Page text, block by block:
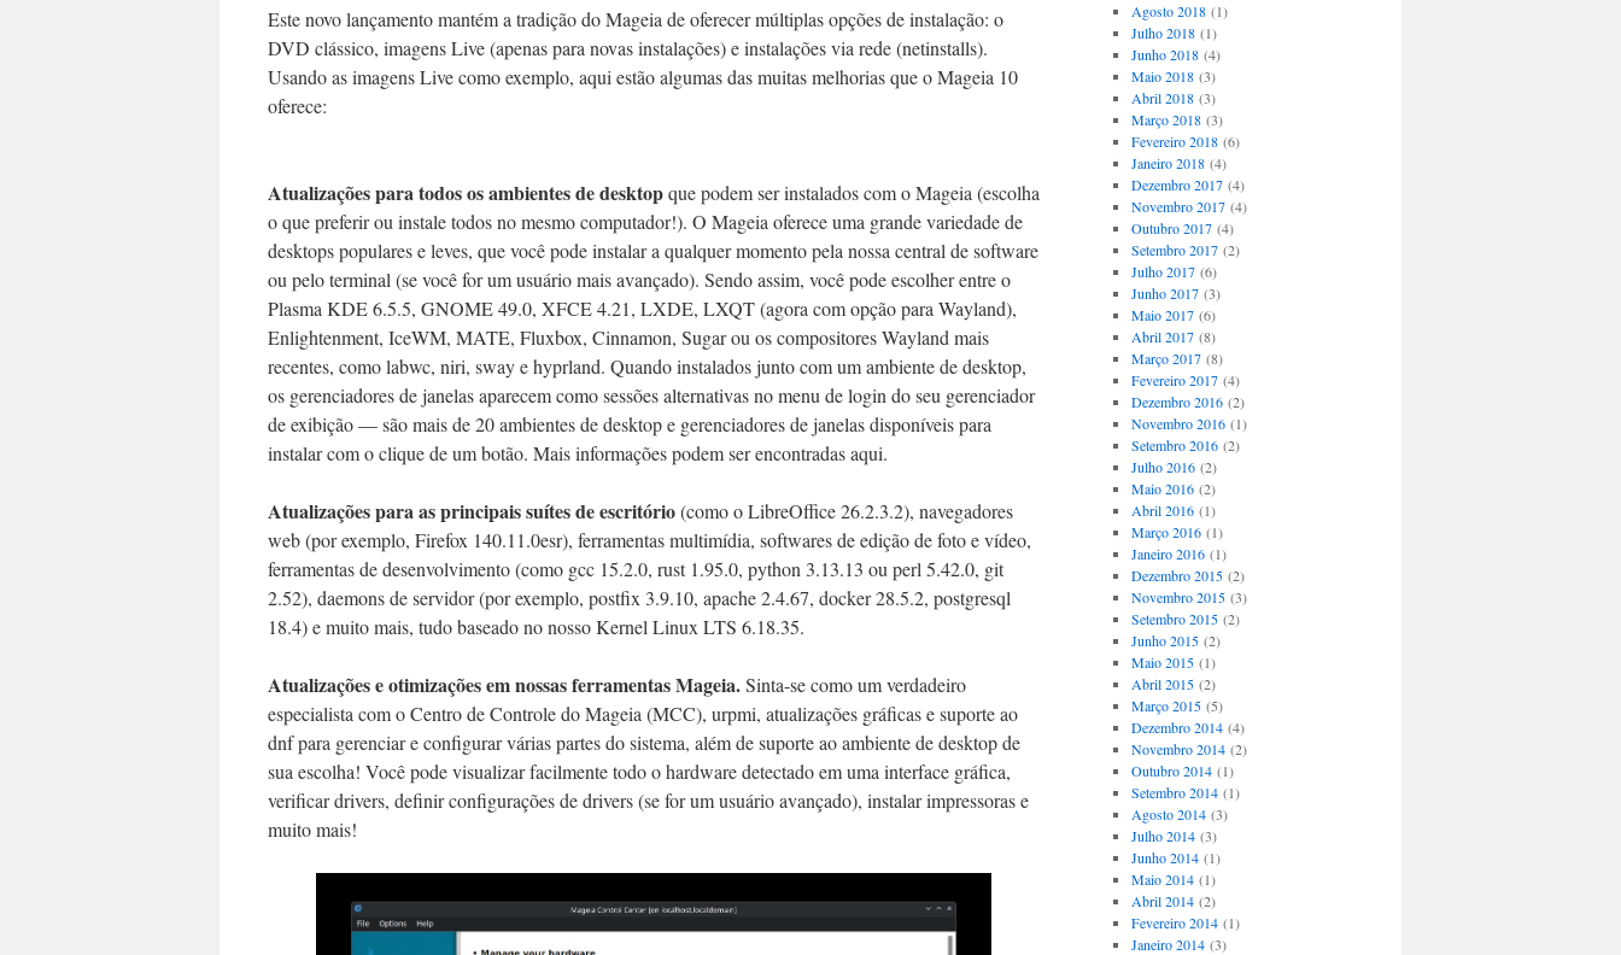
Este novo lançamento mantém a tradição do Mageia de oferecer múltiplas opções de instalação: o
DVD clássico, imagens Live (apenas para novas instalações) e instalações via rede (netinstalls).
Usando as imagens Live como exemplo, aqui estão algumas das muitas melhorias que o Mageia 10
oferece:
Atualizações para todos os ambientes de desktopque podem ser instalados com o Mageia (escolha
o que preferir ou instale todos no mesmo computador!). O Mageia oferece uma grande variedade de
desktops populares e leves, que você pode instalar a qualquer momento pela nossa central de software
ou pelo terminal (se você for um usuário mais avançado). Sendo assim, você pode escolher entre o
Plasma KDE 6.5.5, GNOME 49.0, XFCE 4.21, LXDE, LXQT (agora com opção para Wayland),
Enlightenment, IceWM, MATE, Fluxbox, Cinnamon, Sugar ou os compositores Wayland mais
recentes, como labwc, niri, sway e hyprland. Quando instalados junto com um ambiente de desktop,
os gerenciadores de janelas aparecem como sessões alternativas no menu de login do seu gerenciador
de exibição — são mais de 20 ambientes de desktop e gerenciadores de janelas disponíveis para
instalar com o clique de um botão. Mais informações podem ser encontradas aqui.
Atualizações para as principais suítes de escritório(como o LibreOffice 26.2.3.2), navegadores
web (por exemplo, Firefox 140.11.0esr), ferramentas multimídia, softwares de edição de foto e vídeo,
ferramentas de desenvolvimento (como gcc 15.2.0, rust 1.95.0, python 3.13.13 ou perl 5.42.0, git
2.52), daemons de servidor (por exemplo, postfix 3.9.10, apache 2.4.67, docker 28.5.2, postgresql
18.4) e muito mais, tudo baseado no nosso Kernel Linux LTS 6.18.35.
Atualizações e otimizações em nossas ferramentas Mageia.Sinta-se como um verdadeiro
especialista com o Centro de Controle do Mageia (MCC), urpmi, atualizações gráficas e suporte ao
dnf para gerenciar e configurar várias partes do sistema, além de suporte ao ambiente de desktop de
sua escolha! Você pode visualizar facilmente todo o hardware detectado em uma interface gráfica,
verificar drivers, definir configurações de drivers (se for um usuário avançado), instalar impressoras e
muito mais!
Agosto 2018(1)
Julho 2018(1)
Junho 2018(4)
Maio 2018(3)
Abril 2018(3)
Março 2018(3)
Fevereiro 2018(6)
Janeiro 2018(4)
Dezembro 2017(4)
Novembro 2017(4)
Outubro 2017(4)
Setembro 2017(2)
Julho 2017(6)
Junho 2017(3)
Maio 2017(6)
Abril 2017(8)
Março 2017(8)
Fevereiro 2017(4)
Dezembro 2016(2)
Novembro 2016(1)
Setembro 2016(2)
Julho 2016(2)
Maio 2016(2)
Abril 2016(1)
Março 2016(1)
Janeiro 2016(1)
Dezembro 2015(2)
Novembro 2015(3)
Setembro 2015(2)
Junho 2015(2)
Maio 2015(1)
Abril 2015(2)
Março 2015(5)
Dezembro 2014(4)
Novembro 2014(2)
Outubro 2014(1)
Setembro 2014(1)
Agosto 2014(3)
Julho 2014(3)
Junho 2014(1)
Maio 2014(1)
Abril 2014(2)
Fevereiro 2014(1)
Janeiro 2014(3)